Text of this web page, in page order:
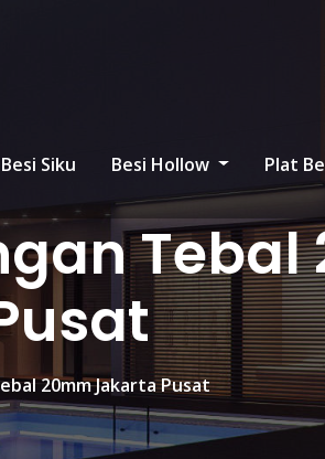
Besi Siku Besi Hollow Plat
20mm Jakarta Pusat